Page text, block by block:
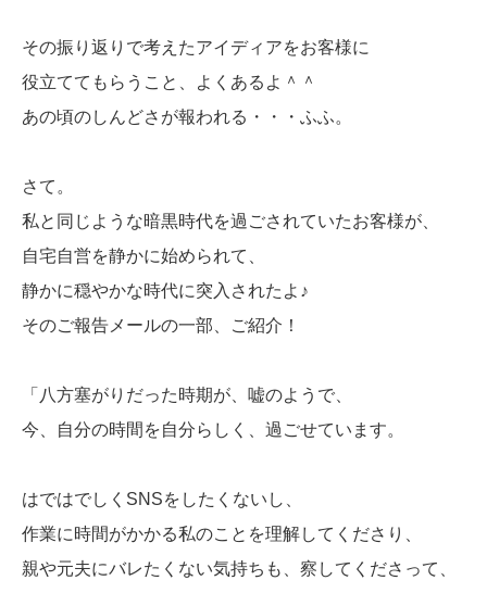
その振り返りで考えたアイディアをお客様に
役立ててもらうこと、よくあるよ＾＾
あの頃のしんどさが報われる・・・ふふ。
さて。
私と同じような暗黒時代を過ごされていたお客様が、
自宅自営を静かに始められて、
静かに穏やかな時代に突入されたよ♪
そのご報告メールの一部、ご紹介！
「八方塞がりだった時期が、嘘のようで、
今、自分の時間を自分らしく、過ごせています。
はではでしくSNSをしたくないし、
作業に時間がかかる私のことを理解してくださり、
親や元夫にバレたくない気持ちも、察してくださって、